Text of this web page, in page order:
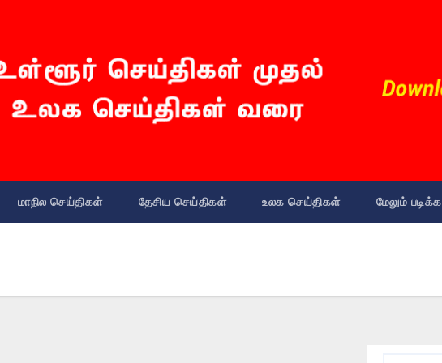
மாநில செய்திகள் தேசிய செய்திகள் உலக செய்திகள் மேலும் படிக்க